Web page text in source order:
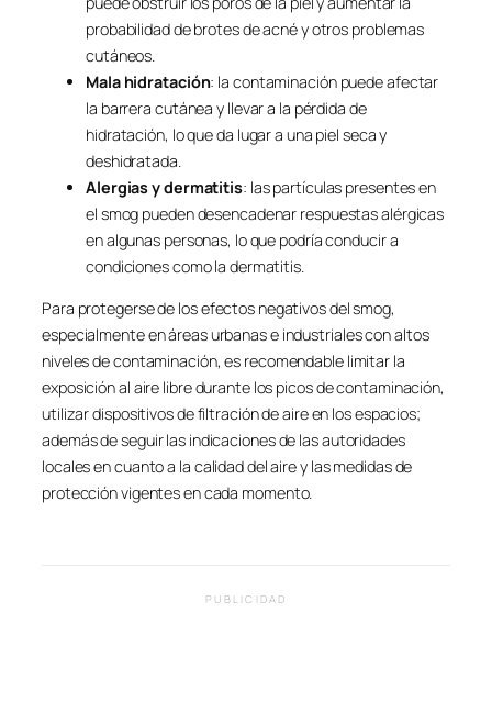
probabilidad de brotes de acné y otros problemas
cutáneos.
Mala hidratación: la contaminación puede afectar
la barrera cutánea y llevar a la pérdida de
hidratación, lo que da lugar a una piel seca y
deshidratada.
Alergias y dermatitis: las partículas presentes en
el smog pueden desencadenar respuestas alérgicas
en algunas personas, lo que podría conducir a
condiciones como la dermatitis.
Para protegerse de los efectos negativos del smog,
especialmente en áreas urbanas e industriales con altos
niveles de contaminación, es recomendable limitar la
exposición al aire libre durante los picos de contaminación,
utilizar dispositivos de filtración de aire en los espacios;
además de seguir las indicaciones de las autoridades
locales en cuanto a la calidad del aire y las medidas de
protección vigentes en cada momento.
PUBLICIDAD